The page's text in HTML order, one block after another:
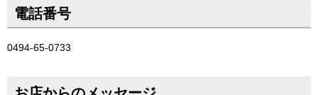
電話番号
0494-65-0733